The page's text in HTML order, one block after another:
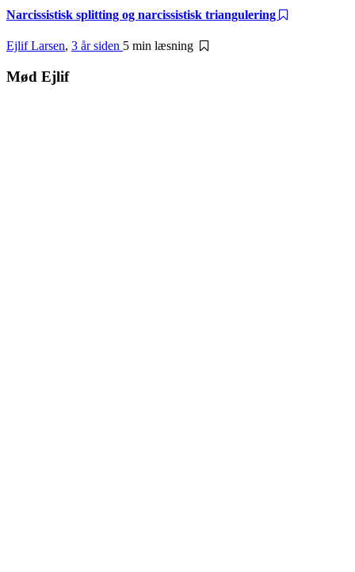
Narcissistisk splitting og narcissistisk triangulering
Ejlif Larsen, 3 år siden 5 min læsning
Mød Ejlif